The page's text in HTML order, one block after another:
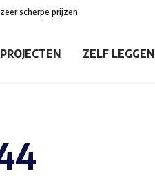
scherpe prijzen
PROJECTEN ZELF LEGGEN